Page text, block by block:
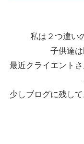
私は２つ違い
子供達は
最近クライエント
少しブログに残し